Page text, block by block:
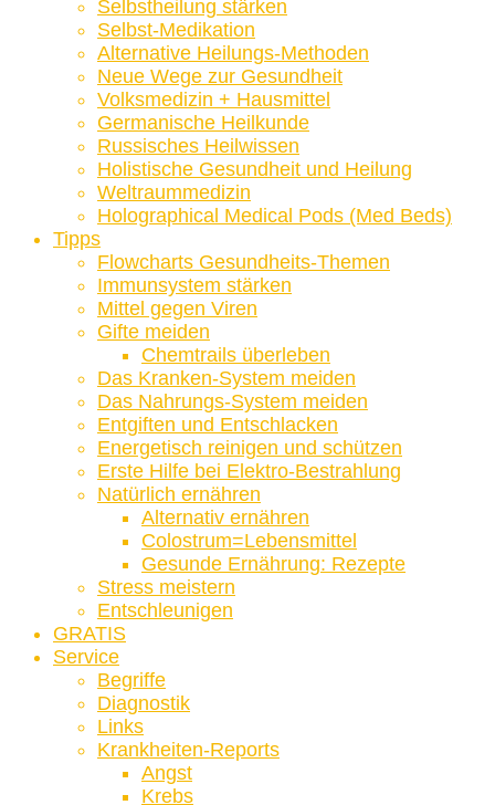
Selbstheilung stärken
Selbst-Medikation
Alternative Heilungs-Methoden
Neue Wege zur Gesundheit
Volksmedizin + Hausmittel
Germanische Heilkunde
Russisches Heilwissen
Holistische Gesundheit und Heilung
Weltraummedizin
Holographical Medical Pods (Med Beds)
Tipps
Flowcharts Gesundheits-Themen
Immunsystem stärken
Mittel gegen Viren
Gifte meiden
Chemtrails überleben
Das Kranken-System meiden
Das Nahrungs-System meiden
Entgiften und Entschlacken
Energetisch reinigen und schützen
Erste Hilfe bei Elektro-Bestrahlung
Natürlich ernähren
Alternativ ernähren
Colostrum=Lebensmittel
Gesunde Ernährung: Rezepte
Stress meistern
Entschleunigen
GRATIS
Service
Begriffe
Diagnostik
Links
Krankheiten-Reports
Angst
Krebs